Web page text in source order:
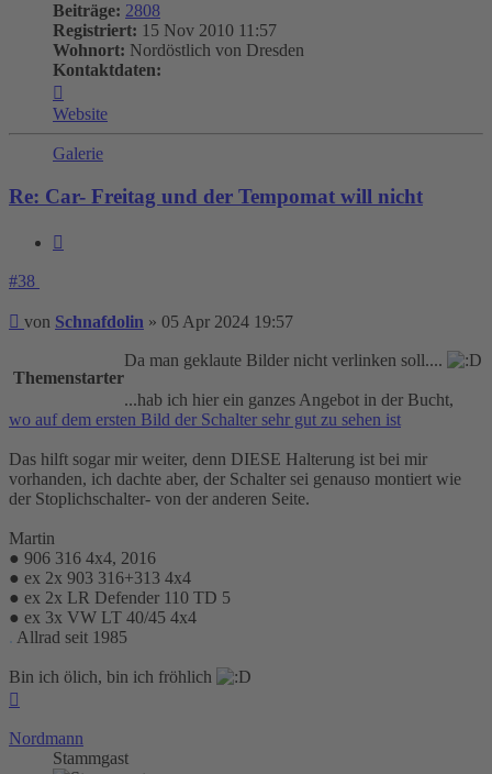
Beiträge: 2808
Registriert: 15 Nov 2010 11:57
Wohnort: Nordöstlich von Dresden
Kontaktdaten:
von
Schnafdolin
Website
Galerie
Re: Car- Freitag und der Tempomat will nicht
#38
Beitrag
von Schnafdolin » 05 Apr 2024 19:57
Themenstarter
Da man geklaute Bilder nicht verlinken soll....
...hab ich hier ein ganzes Angebot in der Bucht,
wo auf dem ersten Bild der Schalter sehr gut zu sehen ist
Das hilft sogar mir weiter, denn DIESE Halterung ist bei mir
vorhanden, ich dachte aber, der Schalter sei genauso montiert wie
der Stoplichschalter- von der anderen Seite.
Martin
● 906 316 4x4, 2016
● ex 2x 903 316+313 4x4
● ex 2x LR Defender 110 TD 5
● ex 3x VW LT 40/45 4x4
. Allrad seit 1985
Bin ich ölich, bin ich fröhlich
Nordmann
Stammgast